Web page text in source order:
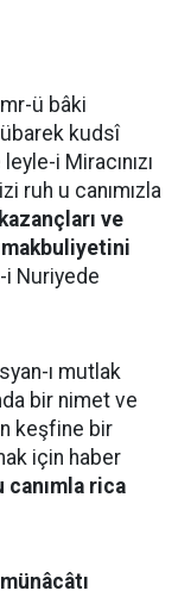
ü bâki
kudsî
i Miracınızı
ruh u canımızla
ve
makbuliyetini
Nuriyede
ı mutlak
bir nimet ve
keşfine bir
için haber
canımla rica